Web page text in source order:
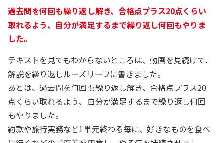
過去問を何回も繰り返し解き、合格点プラス20点くらい
取れるよう、自分が満足するまで繰り返し何回もやりま
した。
テキストを見てもわからないところは、動画を見続けて、
解説を繰り返しルーズリーフに書きました。
あとは、過去問を何回も繰り返し解き、合格点プラス20
点くらい取れるよう、自分が満足するまで繰り返し何回
もやりました。
約款や旅行実務など1単元終わる毎に、好きなものを食べ